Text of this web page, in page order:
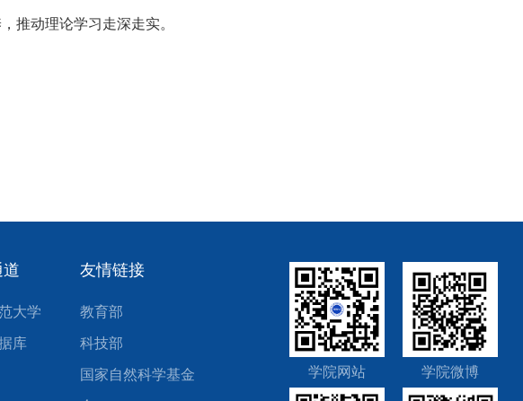
推动理论学习走深走实。
大学
库
友情链接
教育部
科技部
国家自然科学基金 学院网站 学院微博